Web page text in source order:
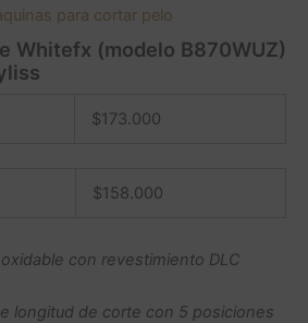
para cortar pelo
Whitefx (modelo B870WUZ)
$173.000
$158.000
con revestimiento DLC
longitud de corte con 5 posiciones